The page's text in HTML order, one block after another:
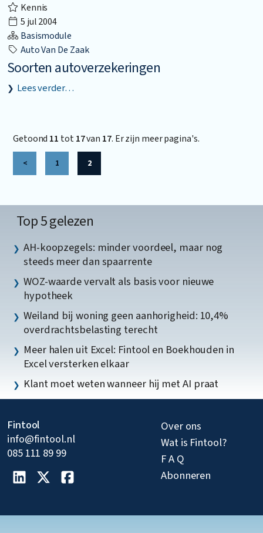
Kennis
5 jul 2004
Basismodule
Auto Van De Zaak
Soorten autoverzekeringen
Lees verder…
Getoond 11 tot17van 17. Er zijn meer pagina's.
< 1 2
Top 5 gelezen
AH-koopzegels: minder voordeel, maar nog
steeds meer dan spaarrente
WOZ-waarde vervalt als basis voor nieuwe
hypotheek
Weiland bij woning geen aanhorigheid: 10,4%
overdrachtsbelasting terecht
Meer halen uit Excel: Fintool en Boekhouden in
Excel versterken elkaar
Klant moet weten wanneer hij met AI praat
Fintool
info@fintool.nl
085 111 89 99
Over ons
Wat is Fintool?
F A Q
Abonneren